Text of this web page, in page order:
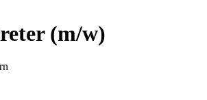
(m/w)